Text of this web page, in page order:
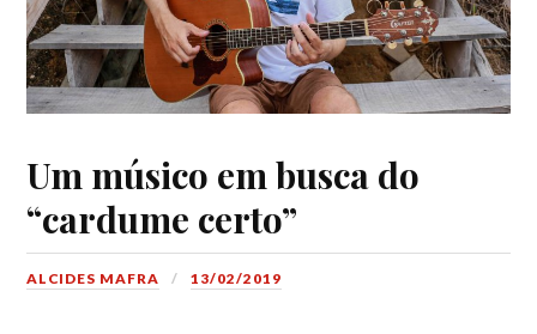
Um músico em busca do
“cardume certo”
ALCIDES MAFRA 13/02/2019